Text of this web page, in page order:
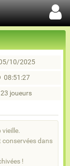
10/2025
08:51:27
23 joueurs
vieille.
conservées dans
!